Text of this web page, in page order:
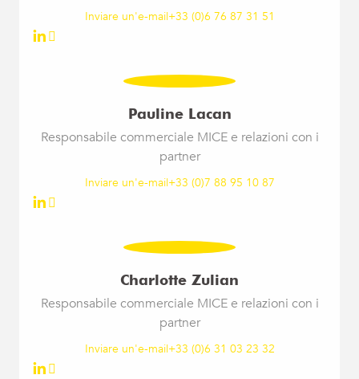
Inviare un'e-mail+33 (0)6 76 87 31 51
Pauline Lacan
Responsabile commerciale MICE e relazioni con i
partner
Inviare un'e-mail+33 (0)7 88 95 10 87
Charlotte Zulian
Responsabile commerciale MICE e relazioni con i
partner
Inviare un'e-mail+33 (0)6 31 03 23 32